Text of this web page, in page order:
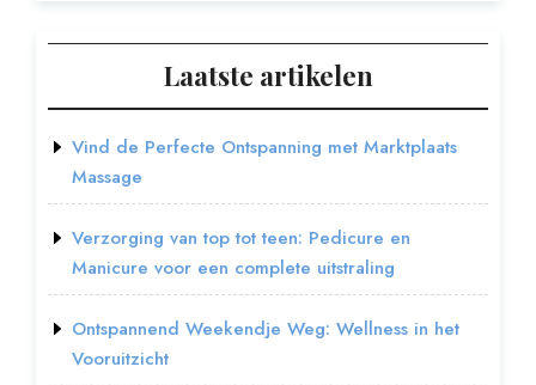
Laatste artikelen
Vind de Perfecte Ontspanning met Marktplaats
Massage
Verzorging van top tot teen: Pedicure en
Manicure voor een complete uitstraling
Ontspannend Weekendje Weg: Wellness in het
Vooruitzicht